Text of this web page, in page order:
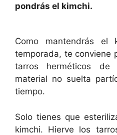
pondrás el kimchi.
Como mantendrás el
temporada, te conviene
tarros herméticos
material no suelta
tiempo.
Solo tienes que
kimchi. Hierve los